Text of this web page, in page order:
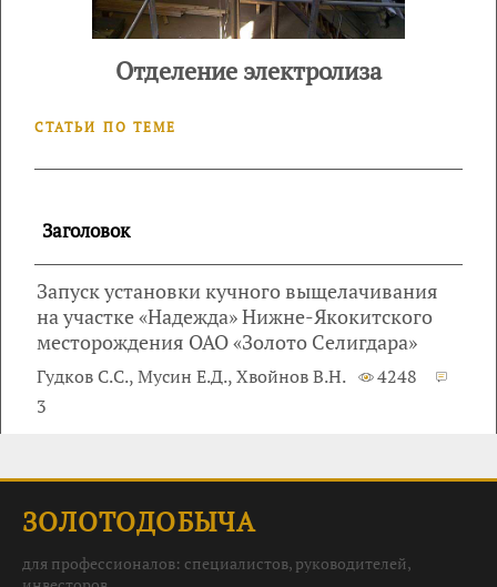
Отделение электролиза
СТАТЬИ ПО ТЕМЕ
Заголовок
Запуск установки кучного выщелачивания
на участке «Надежда» Нижне-Якокитского
месторождения ОАО «Золото Селигдара»
Гудков С.С., Мусин Е.Д., Хвойнов В.Н.
4248
3
ЗОЛОТОДОБЫЧА
для профессионалов: специалистов, руководителей,